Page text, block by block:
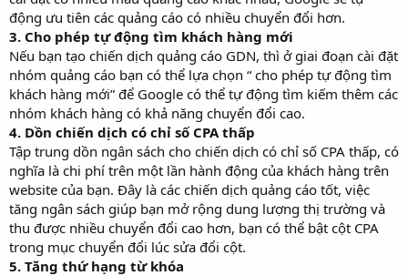
động ưu tiên các quảng cáo có nhiều chuyển đổi hơn.
3. Cho phép tự động tìm khách hàng mới
Nếu bạn tạo chiến dịch quảng cáo GDN, thì ở giai đoạn cài đặt
nhóm quảng cáo bạn có thể lựa chọn “ cho phép tự động tìm
khách hàng mới” để Google có thể tự động tìm kiếm thêm các
nhóm khách hàng có khả năng chuyển đổi cao.
4. Dồn chiến dịch có chỉ số CPA thấp
Tập trung dồn ngân sách cho chiến dịch có chỉ số CPA thấp, có
nghĩa là chi phí trên một lần hành động của khách hàng trên
website của bạn. Đây là các chiến dịch quảng cáo tốt, việc
tăng ngân sách giúp bạn mở rộng dung lượng thị trường và
thu được nhiều chuyển đổi cao hơn, bạn có thể bật cột CPA
trong mục chuyển đổi lúc sửa đổi cột.
5. Tăng thứ hạng từ khóa